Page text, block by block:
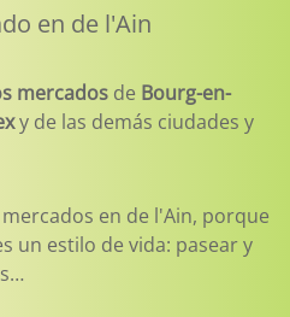
en de l'Ain
mercados de Bourg-en-
y de las demás ciudades y
en de l'Ain, porque
un estilo de vida: pasear y